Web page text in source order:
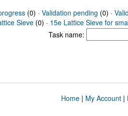
(0) · Validation pending (0) ·
Sieve (0) · 15e Lattice Sieve for
Task name:
Home| My Account|